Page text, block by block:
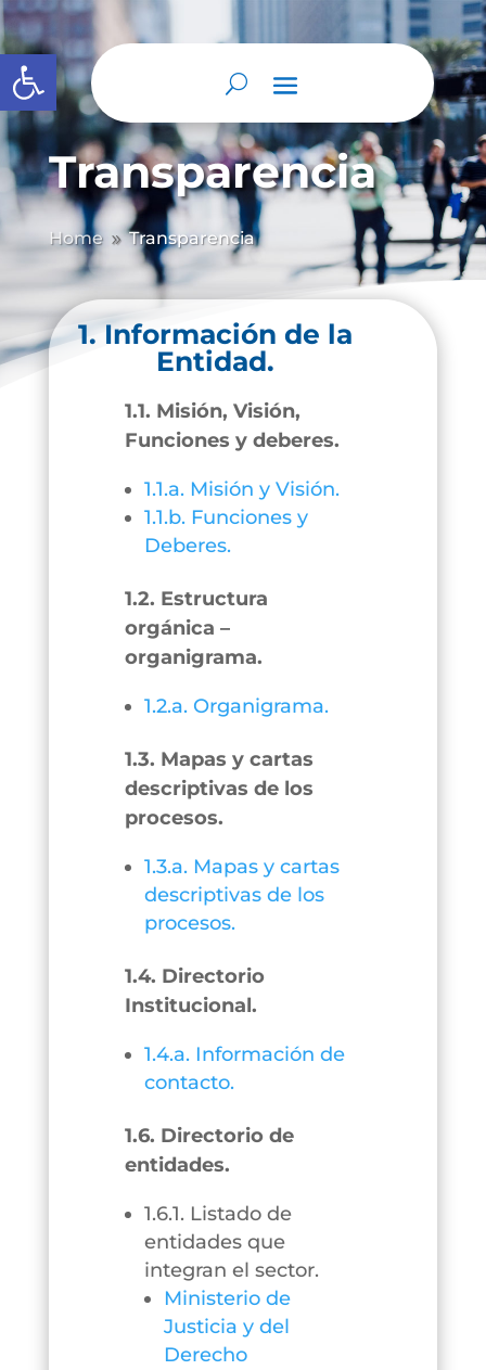
Abrir barra de herramientas
Transparencia
Home 9 Transparencia
1. Información de la
Entidad.
1.1. Misión, Visión,
Funciones y deberes.
1.1.a. Misión y Visión.
1.1.b. Funciones y
Deberes.
1.2. Estructura
orgánica –
organigrama.
1.2.a. Organigrama.
1.3. Mapas y cartas
descriptivas de los
procesos.
1.3.a. Mapas y cartas
descriptivas de los
procesos.
1.4. Directorio
Institucional.
1.4.a. Información de
contacto.
1.6. Directorio de
entidades.
1.6.1. Listado de
entidades que
integran el sector.
Ministerio de
Justicia y del
Derecho